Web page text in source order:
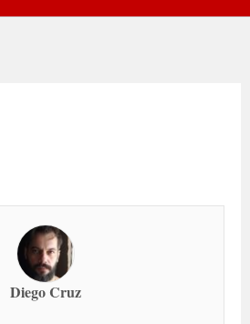
Diego Cruz